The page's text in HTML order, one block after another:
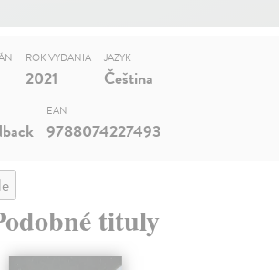
ROK VYDANIA
2021
JAZYK
Čeština
EAN
9788074227493
tituly